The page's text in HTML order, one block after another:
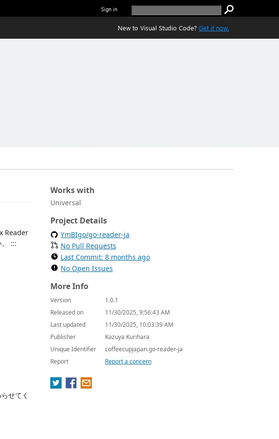
Sign in
New to Visual Studio Code? Get it now.
Reader
:::
せてく
Works with
Universal
Project Details
YmBIgo/go-reader-ja
No Pull Requests
Last Commit: 8 months ago
No Open Issues
More Info
Version
1.0.1
Released on
11/30/2025, 9:56:43 AM
Last updated
11/30/2025, 10:03:39 AM
Publisher
Kazuya Kurihara
Unique Identifier
coffeecupjapan.go-reader-ja
Report
Report a concern